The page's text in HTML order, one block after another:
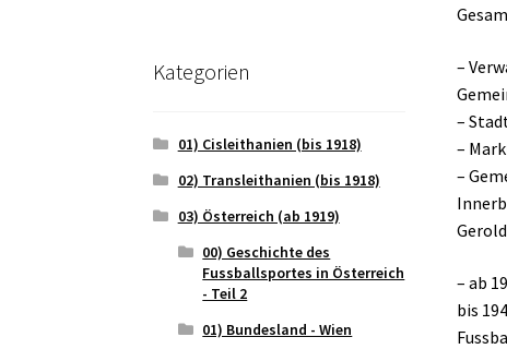
–
–
–
–
– ab
bis
Kategorien
01) Cisleithanien (bis 1918)
02) Transleithanien (bis 1918)
03) Österreich (ab 1919)
00) Geschichte des
Fussballsportes in Österreich
- Teil 2
01) Bundesland - Wien